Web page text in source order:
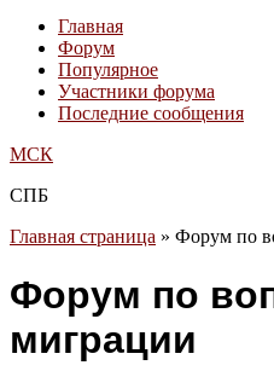
Главная
Форум
Популярное
Участники форума
Последние сообщения
МСК
СПБ
Главная страница » Форум по
Форум по
миграции